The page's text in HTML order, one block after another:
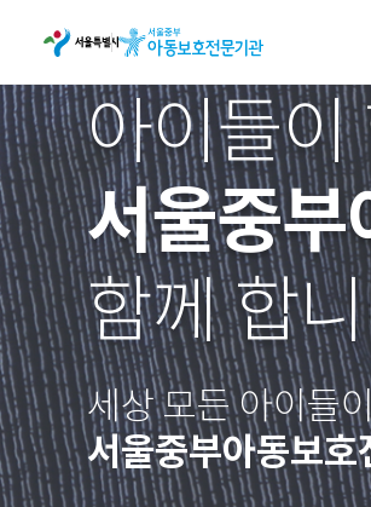
아이들이
서울중부
함께 합
세상 모든 아이들
서울중부아동보호